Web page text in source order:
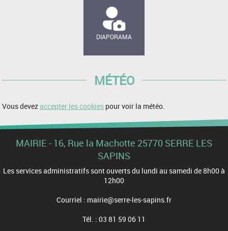
DIAPORAMA
MÉTÉO
Vous devezaccepter les cookies pour voir la météo.
MAIRIE - 16, Rue la Machotte 25770 SERRE LES
SAPINS
Les services administratifs sont ouverts du lundi au samedi de 8h00 à
12h00
Courriel : mairie@serre-les-sapins.fr
Tél. : 03 81 59 06 11